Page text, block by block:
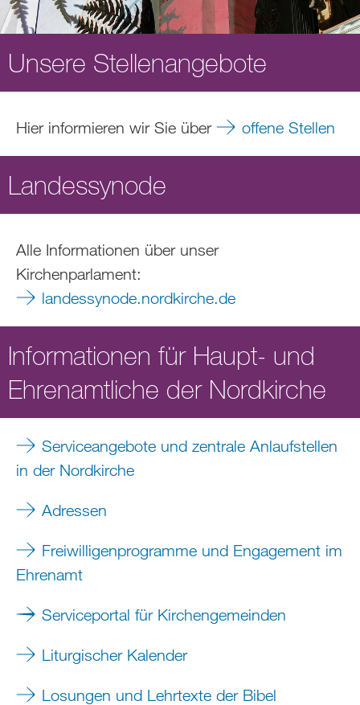
Unsere Stellenangebote
Hier informieren wir Sie über offene Stellen
Landessynode
Alle Informationen über unser
Kirchenparlament:
landessynode.nordkirche.de
Informationen für Haupt- und
Ehrenamtliche der Nordkirche
Serviceangebote und zentrale Anlaufstellen
in der Nordkirche
Adressen
Freiwilligenprogramme und Engagement im
Ehrenamt
Serviceportal für Kirchengemeinden
Liturgischer Kalender
Losungen und Lehrtexte der Bibel